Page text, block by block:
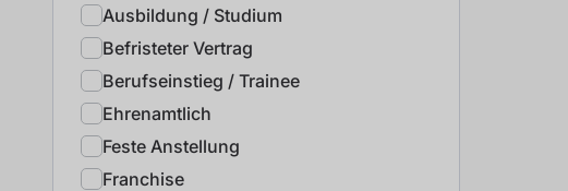
Ausbildung / Studium
Befristeter Vertrag
Berufseinstieg / Trainee
Ehrenamtlich
Feste Anstellung
Franchise